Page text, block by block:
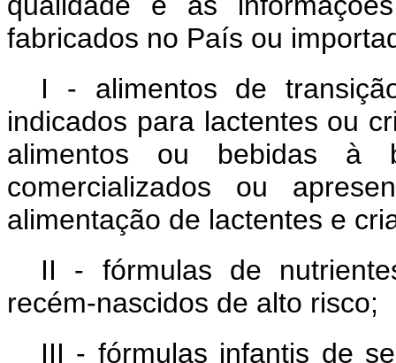
fabricados no País ou
I - alimentos de
indicados para lactentes ou
alimentos ou bebidas à
comercializados ou
alimentação de lactentes e
II - fórmulas de
recém-nascidos de alto risco;
III - fórmulas infantis de